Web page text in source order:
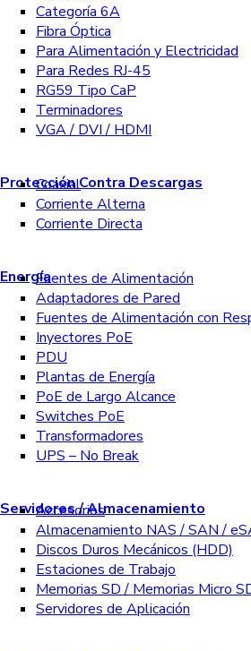
Categoría 6A
Fibra Óptica
Para Alimentación y Electricidad
Para Redes RJ-45
RG59 Tipo CaP
Terminadores
VGA / DVI / HDMI
Protección Contra Descargas
Coaxial
Corriente Alterna
Corriente Directa
EnergíaFuentes de Alimentación
Adaptadores de Pared
Fuentes de Alimentación con
Inyectores PoE
PDU
Plantas de Energía
PoE de Largo Alcance
Switches PoE
Transformadores
UPS – No Break
Servidores / Almacenamiento
Accesorios
Almacenamiento NAS / SAN /
Discos Duros Mecánicos (HDD)
Estaciones de Trabajo
Memorias SD / Memorias Micro
Servidores de Aplicación